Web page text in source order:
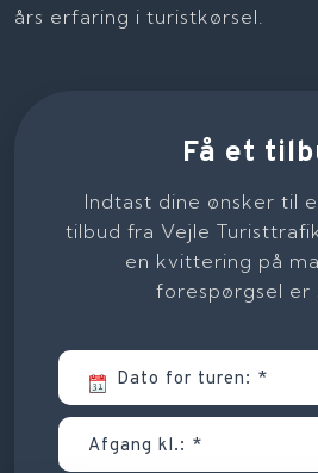
års erfaring i turistkørsel.
Få et
Indtast dine ønsker til
tilbud fra Vejle
en kvittering på
forespørgsel er